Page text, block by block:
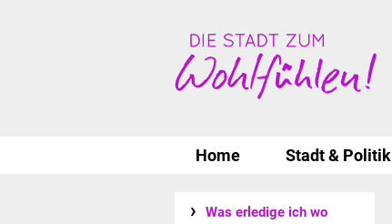
Home Stadt & Politik
Was erledige ich wo